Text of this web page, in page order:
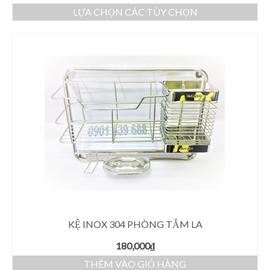
LỰA CHỌN CÁC TÙY CHỌN
KỆ INOX 304 PHÒNG TẮM LA
180,000₫
THÊM VÀO GIỎ HÀNG